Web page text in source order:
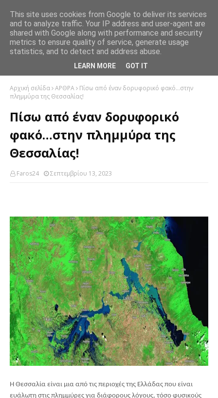
Αρχική σελίδα ΑΡΘΡΑ
Πίσω από έναν δορυφορικό φακό…στην
πλημμύρα της Θεσσαλίας!
Πίσω από έναν δορυφορικό
φακό…στην πλημμύρα της
Θεσσαλίας!
Faros24 Σεπτεμβρίου 13, 2023
Η Θεσσαλία είναι μια από τις περιοχές της Ελλάδας που είναι
ευάλωτη στις πλημμύρες για διάφορους λόγους, τόσο φυσικούς
This site uses cookies from Google to deliver its services
and to analyze traffic. Your IP address and user-agent are
shared with Google along with performance and security
metrics to ensure quality of service, generate usage
statistics, and to detect and address abuse.
LEARN MORE GOT IT